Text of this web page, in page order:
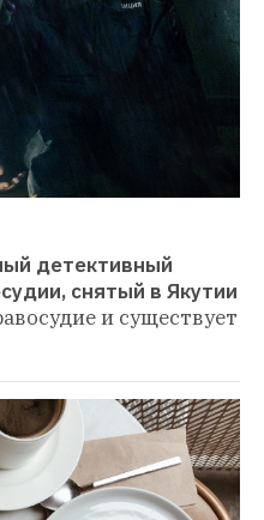
детективный
снятый в Якутии
и существует